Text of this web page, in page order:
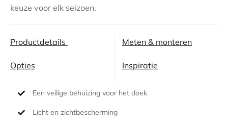
keuze voor elk seizoen.
Productdetails
Opties
Meten & monteren
Inspiratie
Een veilige behuizing voor het doek
Licht en zichtbescherming